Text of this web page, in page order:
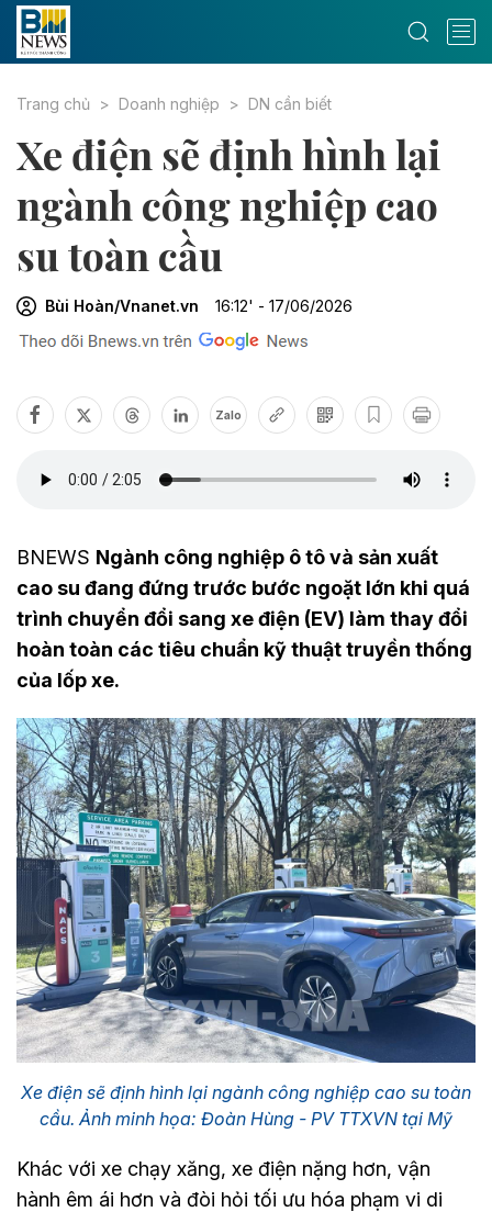
Trang chủ Doanh nghiệp DN cần biết
Xe điện sẽ định hình lại
ngành công nghiệp cao
su toàn cầu
Bùi Hoàn/Vnanet.vn 16:12' - 17/06/2026
Zalo
BNEWS Ngành công nghiệp ô tô và sản xuất
cao su đang đứng trước bước ngoặt lớn khi quá
trình chuyển đổi sang xe điện (EV) làm thay đổi
hoàn toàn các tiêu chuẩn kỹ thuật truyền thống
của lốp xe.
Xe điện sẽ định hình lại ngành công nghiệp cao su toàn
cầu. Ảnh minh họa: Đoàn Hùng - PV TTXVN tại Mỹ
Khác với xe chạy xăng, xe điện nặng hơn, vận
hành êm ái hơn và đòi hỏi tối ưu hóa phạm vi di